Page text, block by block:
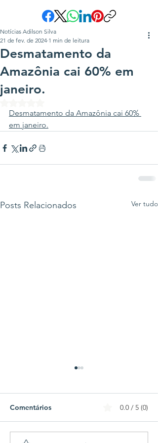
Desmatamento da
Amazônia cai 60% em
janeiro.
Notícias Adilson Silva
21 de fev. de 2024 1 min de leitura
Desmatamento da Amazônia cai 60%
em janeiro.
Posts Relacionados Ver tudo
Comentários 0.0 / 5 (0)